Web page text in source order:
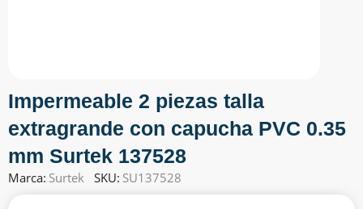
Impermeable 2 piezas talla
extragrande con capucha PVC 0.35
mm Surtek 137528
Marca: Surtek SKU: SU137528